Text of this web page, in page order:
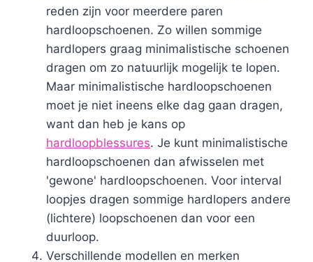
reden zijn voor meerdere paren
hardloopschoenen. Zo willen sommige
hardlopers graag minimalistische schoenen
dragen om zo natuurlijk mogelijk te lopen.
Maar minimalistische hardloopschoenen
moet je niet ineens elke dag gaan dragen,
want dan heb je kans op
hardloopblessures. Je kunt minimalistische
hardloopschoenen dan afwisselen met
'gewone' hardloopschoenen. Voor interval
loopjes dragen sommige hardlopers andere
(lichtere) loopschoenen dan voor een
duurloop.
Verschillende modellen en merken